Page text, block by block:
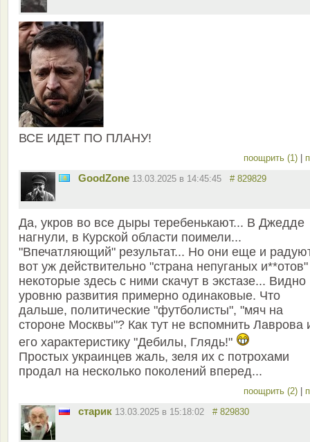
ВСЕ ИДЕТ ПО ПЛАНУ!
поощрить (1)
GoodZone 13.03.2025 в 14:45:45 # 829829
Да, укров во все дыры теребенькают... В Джедде
нагнули, в Курской области поимели...
"Впечатляющий" результат... Но они еще и
вот уж действительно "страна непуганых
некоторые здесь с ними скачут в экстазе... Видно
уровню развития примерно одинаковые. Что
дальше, политические "футболисты", "мяч на
стороне Москвы"? Как тут не вспомнить Лаврова
его характеристику "Дебилы, Глядь!"
Простых украинцев жаль, зеля их с потрохами
продал на несколько поколений вперед...
поощрить (2)
старик 13.03.2025 в 15:18:02 # 829830